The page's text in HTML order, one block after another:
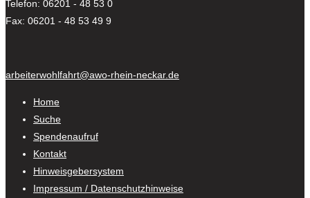
Telefon: 06201 - 48 53 0
Fax: 06201 - 48 53 49 9
arbeiterwohlfahrt@awo-rhein-neckar.de
Home
Suche
Spendenaufruf
Kontakt
Hinweisgebersystem
Impressum / Datenschutzhinweise